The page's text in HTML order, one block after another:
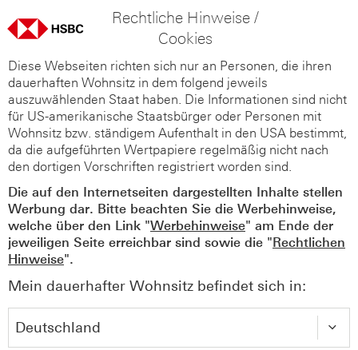
Rechtliche Hinweise /
Cookies
Diese Webseiten richten sich nur an Personen, die ihren
dauerhaften Wohnsitz in dem folgend jeweils
auszuwählenden Staat haben. Die Informationen sind nicht
für US-amerikanische Staatsbürger oder Personen mit
Wohnsitz bzw. ständigem Aufenthalt in den USA bestimmt,
da die aufgeführten Wertpapiere regelmäßig nicht nach
den dortigen Vorschriften registriert worden sind.
Die auf den Internetseiten dargestellten Inhalte stellen
Werbung dar. Bitte beachten Sie die Werbehinweise,
welche über den Link "Werbehinweise" am Ende der
jeweiligen Seite erreichbar sind sowie die "Rechtlichen
Hinweise".
Mein dauerhafter Wohnsitz befindet sich in: